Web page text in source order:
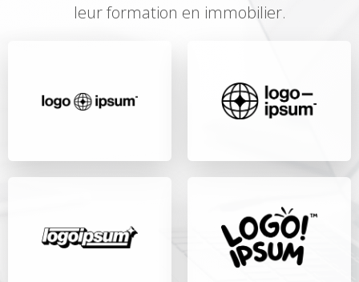
leur formation en immobilier.